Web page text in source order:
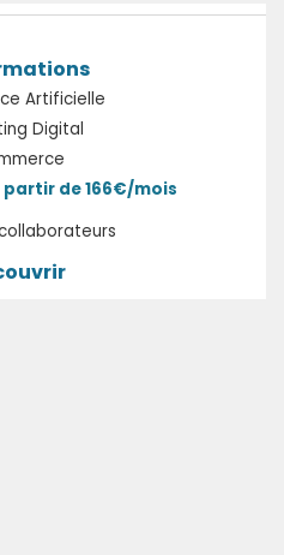
Artificielle
Digital
de 166€/mois